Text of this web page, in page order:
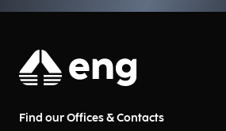
Find our Offices & Contacts